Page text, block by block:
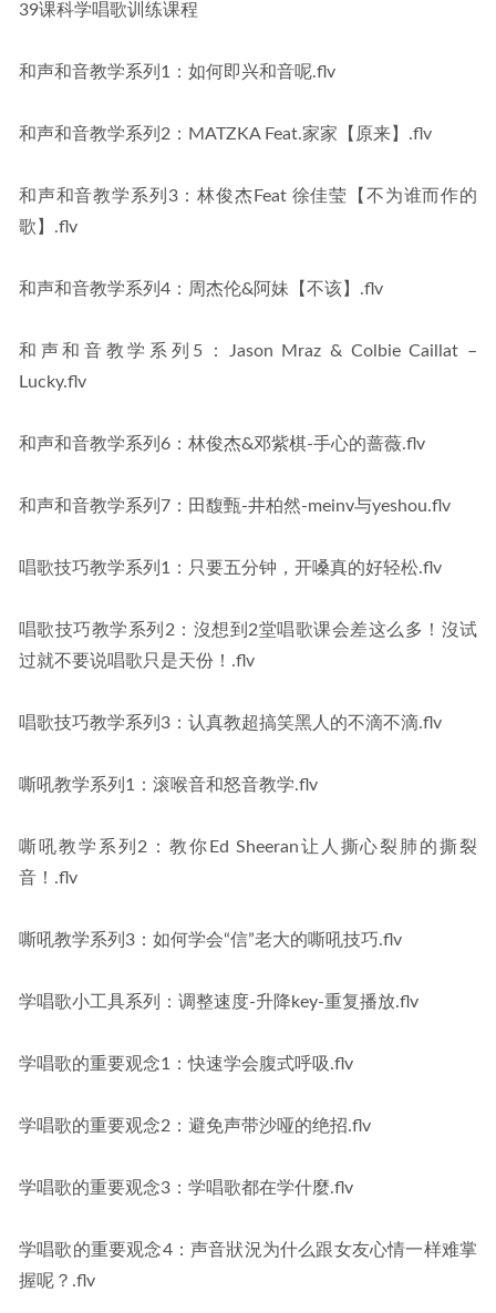
39课科学唱歌训练课程
和声和音教学系列1：如何即兴和音呢.flv
和声和音教学系列2：MATZKA Feat.家家【原来】.flv
和声和音教学系列3：林俊杰Feat 徐佳莹【不为谁而作的
歌】.flv
和声和音教学系列4：周杰伦&阿妹【不该】.flv
和声和音教学系列5：Jason Mraz & Colbie Caillat –
Lucky.flv
和声和音教学系列6：林俊杰&邓紫棋-手心的蔷薇.flv
和声和音教学系列7：田馥甄-井柏然-meinv与yeshou.flv
唱歌技巧教学系列1：只要五分钟，开嗓真的好轻松.flv
唱歌技巧教学系列2：沒想到2堂唱歌课会差这么多！沒试
过就不要说唱歌只是天份！.flv
唱歌技巧教学系列3：认真教超搞笑黑人的不滴不滴.flv
嘶吼教学系列1：滚喉音和怒音教学.flv
嘶吼教学系列2：教你Ed Sheeran让人撕心裂肺的撕裂
音！.flv
嘶吼教学系列3：如何学会“信”老大的嘶吼技巧.flv
学唱歌小工具系列：调整速度-升降key-重复播放.flv
学唱歌的重要观念1：快速学会腹式呼吸.flv
学唱歌的重要观念2：避免声带沙哑的绝招.flv
学唱歌的重要观念3：学唱歌都在学什麼.flv
学唱歌的重要观念4：声音狀況为什么跟女友心情一样难掌
握呢？.flv